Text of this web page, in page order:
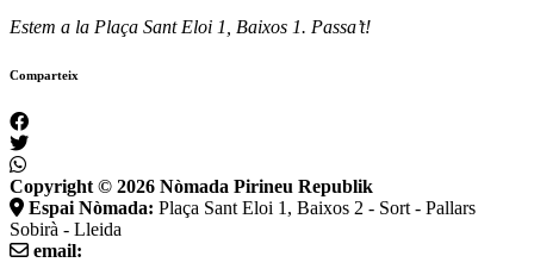
Estem a la Plaça Sant Eloi 1, Baixos 1. Passa’t!
Comparteix
Copyright © 2026 Nòmada Pirineu Republik
Espai Nòmada: Plaça Sant Eloi 1, Baixos 2 - Sort - Pallars
Sobirà - Lleida
email: